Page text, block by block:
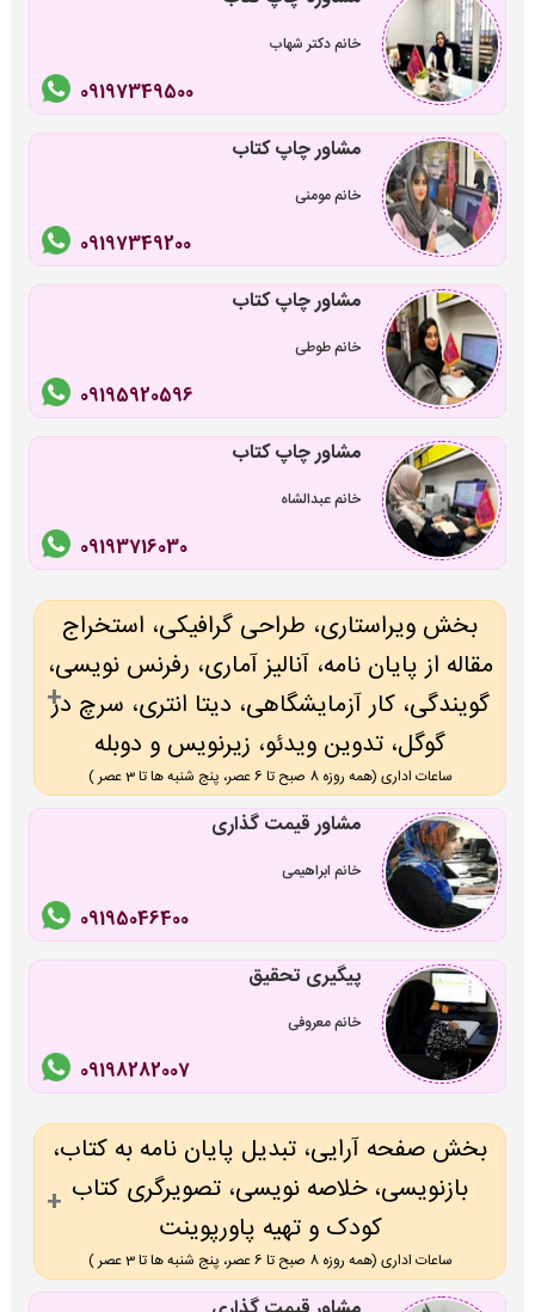
خانم دکتر شهاب
09197349500
مشاور چاپ کتاب
خانم مومنی
09197349200
مشاور چاپ کتاب
خانم طوطی
09195920596
مشاور چاپ کتاب
خانم عبدالشاه
09193716030
بخش ویراستاری، طراحی گرافیکی، استخراج
مقاله از پایان نامه، آنالیز آماری، رفرنس نویسی،
گویندگی، کار آزمایشگاهی، دیتا انتری، سرچ در
گوگل، تدوین ویدئو، زیرنویس و دوبله
ساعات اداری (همه روزه 8 صبح تا 6 عصر، پنج شنبه ها تا 3 عصر )
مشاور قیمت گذاری
خانم ابراهیمی
09195046400
پیگیری تحقیق
خانم معروفی
09198282007
بخش صفحه آرایی، تبدیل پایان نامه به کتاب،
بازنویسی، خلاصه نویسی، تصویرگری کتاب
کودک و تهیه پاورپوینت
ساعات اداری (همه روزه 8 صبح تا 6 عصر، پنج شنبه ها تا 3 عصر )